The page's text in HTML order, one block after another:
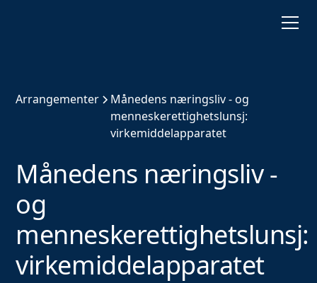
Arrangementer
Månedens næringsliv - og
menneskerettighetslunsj:
virkemiddelapparatet
Månedens næringsliv -
og
menneskerettighetslunsj:
virkemiddelapparatet